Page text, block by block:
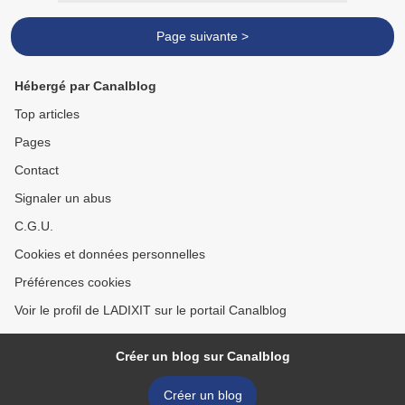
Page suivante >
Hébergé par Canalblog
Top articles
Pages
Contact
Signaler un abus
C.G.U.
Cookies et données personnelles
Préférences cookies
Voir le profil de LADIXIT sur le portail Canalblog
Créer un blog sur Canalblog
Créer un blog